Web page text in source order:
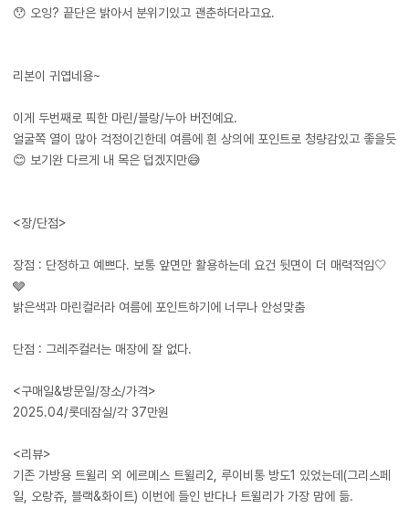
😯 오잉? 끝단은 밝아서 분위기있고 괜춘하더라고요.
리본이 귀엽네용~
이게 두번째로 픽한 마린/블랑/누아 버전예요.
얼굴쪽 열이 많아 걱정이긴한데 여름에 흰 상의에 포인트로 청량감있고 좋을듯
😊 보기완 다르게 내 목은 덥겠지만😅
<장/단점>
장점 : 단정하고 예쁘다. 보통 앞면만 활용하는데 요건 뒷면이 더 매력적임🤍
🩶
밝은색과 마린컬러라 여름에 포인트하기에 너무나 안성맞춤
단점 : 그레주컬러는 매장에 잘 없다.
​<구매일&방문일/장소/가격>
2025.04/롯데잠실/각 37만원
​<리뷰>
기존 가방용 트윌리 외 에르메스 트윌리2, 루이비통 방도1 있었는데(그리스페
일, 오랑쥬, 블랙&화이트) 이번에 들인 반다나 트윌리가 가장 맘에 듦.